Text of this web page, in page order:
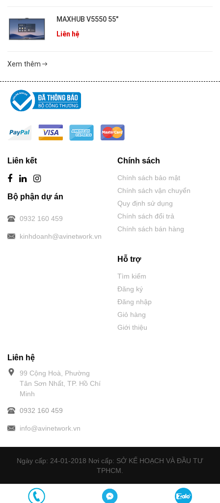
MAXHUB V5550 55"
Liên hệ
Xem thêm
Liên kết
Bộ phận dự án
0932 160 459
kinhdoanh@avinetwork.vn
Chính sách
Chính sách bảo mật
Chính sách vận chuyển
Quy định sử dụng
Chính sách đổi trả
Chính sách bán hàng
Hỗ trợ
Tìm kiếm
Đăng ký
Đăng nhập
Giỏ hàng
Giới thiệu
Liên hệ
99 Cộng Hoà, Phường
Tân Sơn Nhất, TP. Hồ Chí
Minh
0932 160 459
info@avinetwork.vn
Ngày cấp: 24-01-2018 Nơi cấp: SỞ KẾ HOẠCH VÀ ĐẦU TƯ
TPHCM.